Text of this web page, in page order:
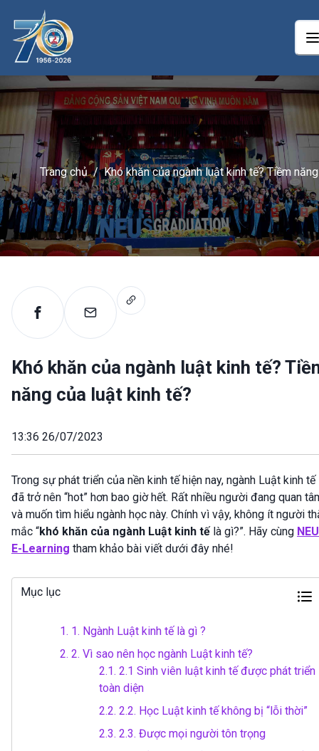
Trang chủ / Khó khăn của ngành luật kinh tế? Tiềm năng
của luật kinh tế?
Khó khăn của ngành luật kinh tế?
năng của luật kinh tế?
13:36 26/07/2023
Trong sự phát triển của nền kinh tế hiện nay, ngành Luật kinh tế
đã trở nên “hot” hơn bao giờ hết. Rất nhiều người đang quan
và muốn tìm hiểu ngành học này. Chính vì vậy, không ít người
mắc “khó khăn của ngành Luật kinh tế là gì?”. Hãy cùng NEU
E-Learning tham khảo bài viết dưới đây nhé!
Mục lục
1. 1. Ngành Luật kinh tế là gì ?
2. 2. Vì sao nên học ngành Luật kinh tế?
2.1. 2.1 Sinh viên luật kinh tế được phát triển
toàn diện
2.2. 2.2. Học Luật kinh tế không bị “lỗi thời”
2.3. 2.3. Được mọi người tôn trọng